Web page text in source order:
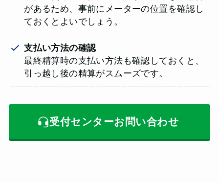
があるため、事前にメーターの位置を確認し
ておくとよいでしょう。
支払い方法の確認
最終精算時の支払い方法も確認しておくと、
引っ越し後の精算がスムーズです。
受付センターお問い合わせ